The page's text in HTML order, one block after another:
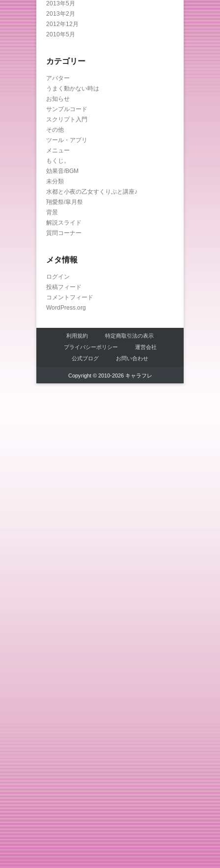
2013年5月
2013年2月
2012年12月
2010年5月
カテゴリー
アバター
うまく動かない時は
お知らせ
サンプルコード
スクリプト入門
その他
ツール・アプリ
メニュー
もくじ。
効果音/BGM
未分類
水都と小夜の乙女すくりぷと講座♪
翔愛祭/皐月祭
背景
解説スライド
質問コーナー
メタ情報
ログイン
投稿フィード
コメントフィード
WordPress.org
利用規約
特定商取引法の表示
プライバシーポリシー
運営会社
公式ブログ
お問い合わせ
Copyright © 2010-2026 キャラフレ